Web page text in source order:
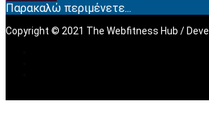
Παρακαλώ περιμένετε...
Copyright © 2021 The Webfitness Hub /